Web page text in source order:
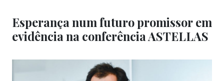
Esperança num futuro promissor em
evidência na conferência ASTELLAS